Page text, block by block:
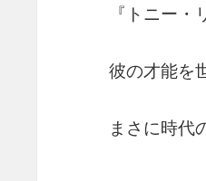
『トニー・
彼の才能を
まさに時代